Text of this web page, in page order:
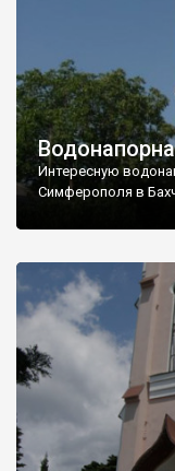
Интересную
Симферополя в